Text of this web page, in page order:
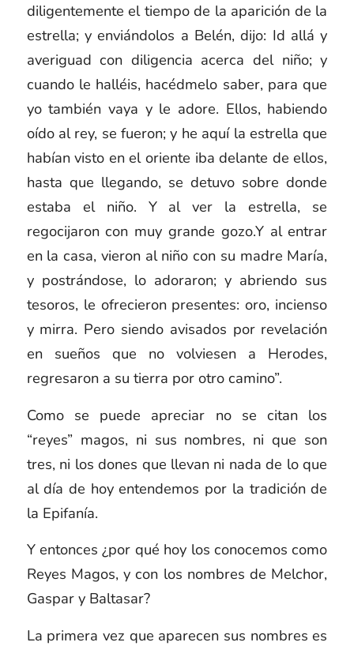
diligentemente el tiempo de la aparición de la
estrella; y enviándolos a Belén, dijo: Id allá y
averiguad con diligencia acerca del niño; y
cuando le halléis, hacédmelo saber, para que
yo también vaya y le adore. Ellos, habiendo
oído al rey, se fueron; y he aquí la estrella que
habían visto en el oriente iba delante de ellos,
hasta que llegando, se detuvo sobre donde
estaba el niño. Y al ver la estrella, se
regocijaron con muy grande gozo.Y al entrar
en la casa, vieron al niño con su madre María,
y postrándose, lo adoraron; y abriendo sus
tesoros, le ofrecieron presentes: oro, incienso
y mirra. Pero siendo avisados por revelación
en sueños que no volviesen a Herodes,
regresaron a su tierra por otro camino”.
Como se puede apreciar no se citan los
“reyes” magos, ni sus nombres, ni que son
tres, ni los dones que llevan ni nada de lo que
al día de hoy entendemos por la tradición de
la Epifanía.
Y entonces ¿por qué hoy los conocemos como
Reyes Magos, y con los nombres de Melchor,
Gaspar y Baltasar?
La primera vez que aparecen sus nombres es